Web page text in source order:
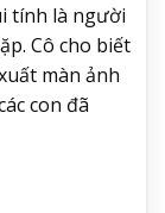
tính là người
Cô cho biết
màn ảnh
con đã